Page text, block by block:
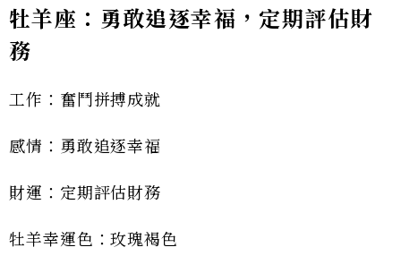
牡羊座：勇敢追逐幸福，定期評估財
務
工作：奮鬥拼搏成就
感情：勇敢追逐幸福
財運：定期評估財務
牡羊幸運色：玫瑰褐色